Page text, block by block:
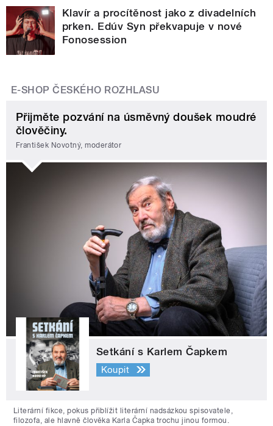
Klavír a procítěnost jako z divadelních
prken. Edúv Syn překvapuje v nové
Fonosession
E-SHOP ČESKÉHO ROZHLASU
Přijměte pozvání na úsměvný doušek moudré
člověčiny.
František Novotný, moderátor
Setkání s Karlem Čapkem
Koupit
Literární fikce, pokus přiblížit literární nadsázkou spisovatele,
filozofa, ale hlavně člověka Karla Čapka trochu jinou formou.